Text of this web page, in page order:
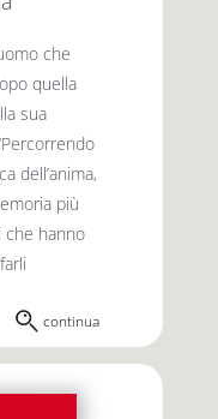
che
quella
sua
dell’anima,
più
che hanno
continua